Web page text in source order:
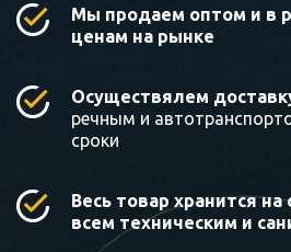
Мы продаем оптом и в
ценам на рынке
Осуществялем
речным и
сроки
Весь товар хранится на
всем техническим и